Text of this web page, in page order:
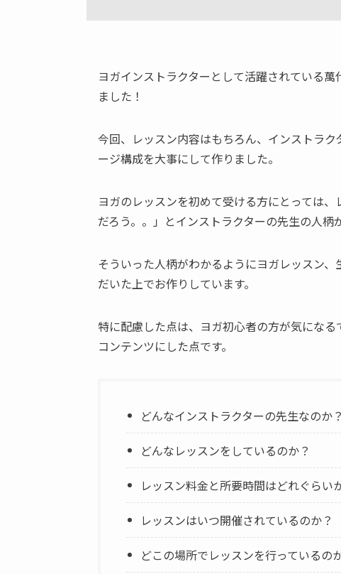
ヨガインストラクターとして活躍されている
ました！
今回、レッスン内容はもちろん、インストラ
ージ構成を大事にして作りました。
ヨガのレッスンを初めて受ける方にとっては
だろう。。」とインストラクターの先生の人柄
そういった人柄がわかるようにヨガレッスン
だいた上でお作りしています。
特に配慮した点は、ヨガ初心者の方が気にな
コンテンツにした点です。
どんなインストラクターの先生なのか？
どんなレッスンをしているのか？
レッスン料金と所要時間はどれぐらい
レッスンはいつ開催されているのか？
どこの場所でレッスンを行っているの